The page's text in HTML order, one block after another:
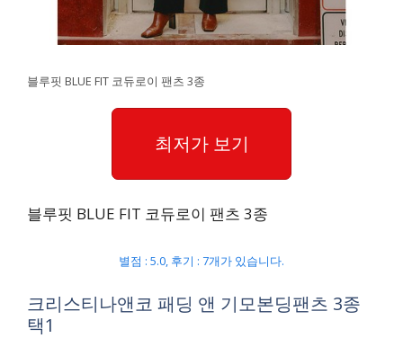
블루핏 BLUE FIT 코듀로이 팬츠 3종
최저가 보기
블루핏 BLUE FIT 코듀로이 팬츠 3종
별점 : 5.0, 후기 : 7개가 있습니다.
크리스티나앤코 패딩 앤 기모본딩팬츠 3종
택1